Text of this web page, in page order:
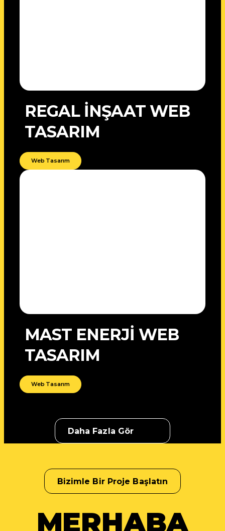
REGAL İNŞAAT WEB
TASARIM
Web Tasarım
MAST ENERJİ WEB
TASARIM
Web Tasarım
Daha Fazla Gör
Bizimle Bir Proje Başlatın
MERHABA